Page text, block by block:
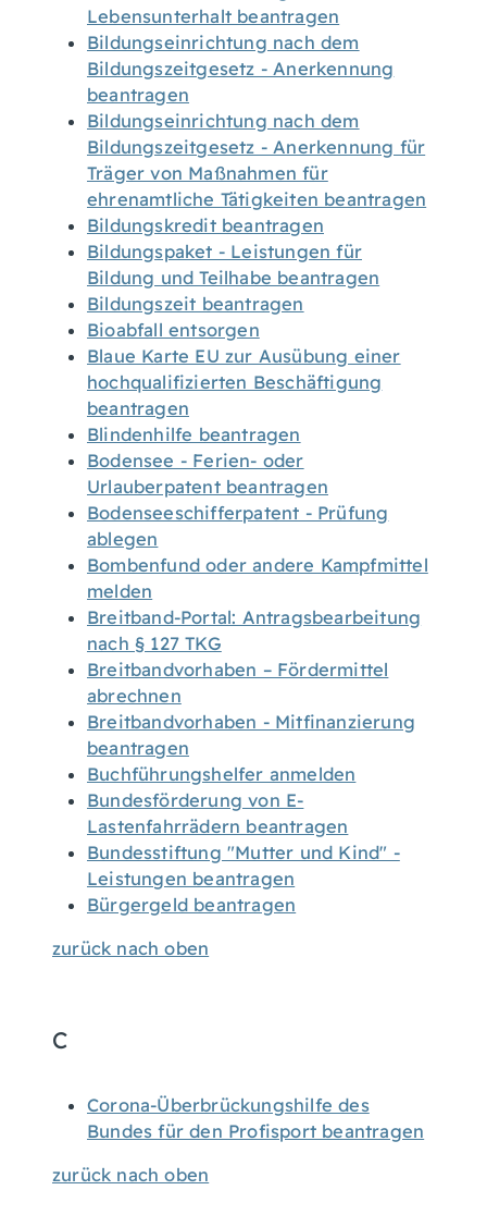
Lebensunterhalt beantragen
Bildungseinrichtung nach dem
Bildungszeitgesetz - Anerkennung
beantragen
Bildungseinrichtung nach dem
Bildungszeitgesetz - Anerkennung für
Träger von Maßnahmen für
ehrenamtliche Tätigkeiten beantragen
Bildungskredit beantragen
Bildungspaket - Leistungen für
Bildung und Teilhabe beantragen
Bildungszeit beantragen
Bioabfall entsorgen
Blaue Karte EU zur Ausübung einer
hochqualifizierten Beschäftigung
beantragen
Blindenhilfe beantragen
Bodensee - Ferien- oder
Urlauberpatent beantragen
Bodenseeschifferpatent - Prüfung
ablegen
Bombenfund oder andere Kampfmittel
melden
Breitband-Portal: Antragsbearbeitung
nach § 127 TKG
Breitbandvorhaben – Fördermittel
abrechnen
Breitbandvorhaben - Mitfinanzierung
beantragen
Buchführungshelfer anmelden
Bundesförderung von E-
Lastenfahrrädern beantragen
Bundesstiftung "Mutter und Kind" -
Leistungen beantragen
Bürgergeld beantragen
zurück nach oben
C
Corona-Überbrückungshilfe des
Bundes für den Profisport beantragen
zurück nach oben